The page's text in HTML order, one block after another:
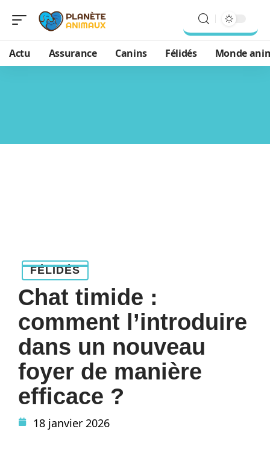
Actu Assurance Canins Félidés Monde
FÉLIDÉS
Chat timide :
comment l’introduire
dans un nouveau
foyer de manière
efficace ?
18 janvier 2026